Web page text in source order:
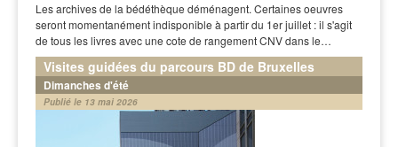
Les archives de la bédéthèque déménagent. Certaines oeuvres
seront momentanément indisponible à partir du 1er juillet : il s'agit
de tous les livres avec une cote de rangement CNV dans le…
Visites guidées du parcours BD de Bruxelles
Dimanches d'été
Publié le 13 mai 2026